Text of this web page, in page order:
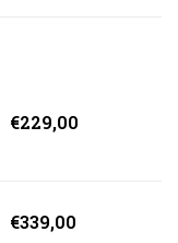
€229,00
€339,00